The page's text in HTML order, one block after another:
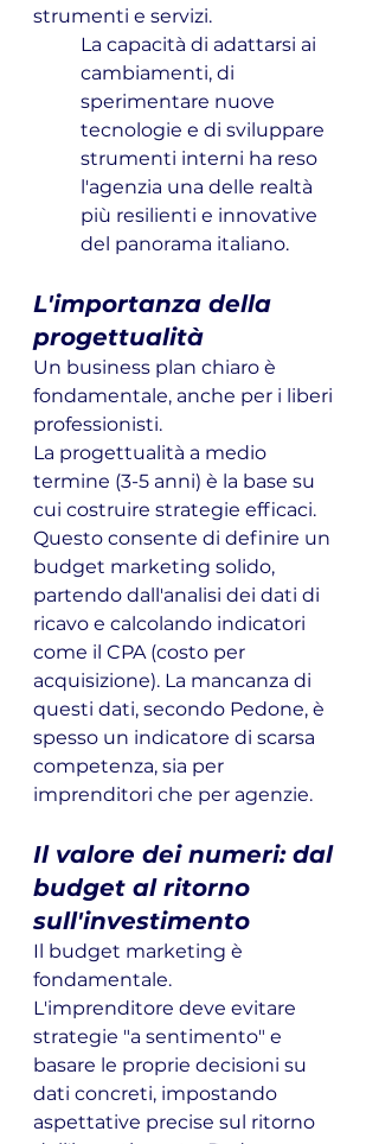
strumenti e servizi.
La capacità di adattarsi ai
cambiamenti, di
sperimentare nuove
tecnologie e di sviluppare
strumenti interni ha reso
l'agenzia una delle realtà
più resilienti e innovative
del panorama italiano.
L'importanza della
progettualità
Un business plan chiaro è
fondamentale, anche per i liberi
professionisti.
La progettualità a medio
termine (3-5 anni) è la base su
cui costruire strategie efficaci.
Questo consente di definire un
budget marketing solido,
partendo dall'analisi dei dati di
ricavo e calcolando indicatori
come il CPA (costo per
acquisizione). La mancanza di
questi dati, secondo Pedone, è
spesso un indicatore di scarsa
competenza, sia per
imprenditori che per agenzie.
Il valore dei numeri: dal
budget al ritorno
sull'investimento
Il budget marketing è
fondamentale.
L'imprenditore deve evitare
strategie "a sentimento" e
basare le proprie decisioni su
dati concreti, impostando
aspettative precise sul ritorno